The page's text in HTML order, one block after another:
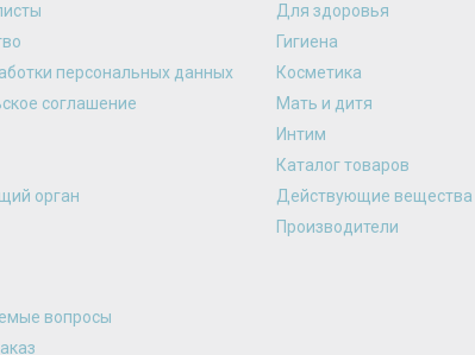
персональных данных
соглашение
орган
Для здоровья
Гигиена
Косметика
Мать и дитя
Интим
Каталог товаров
Действующие вещества
Производители
вопросы